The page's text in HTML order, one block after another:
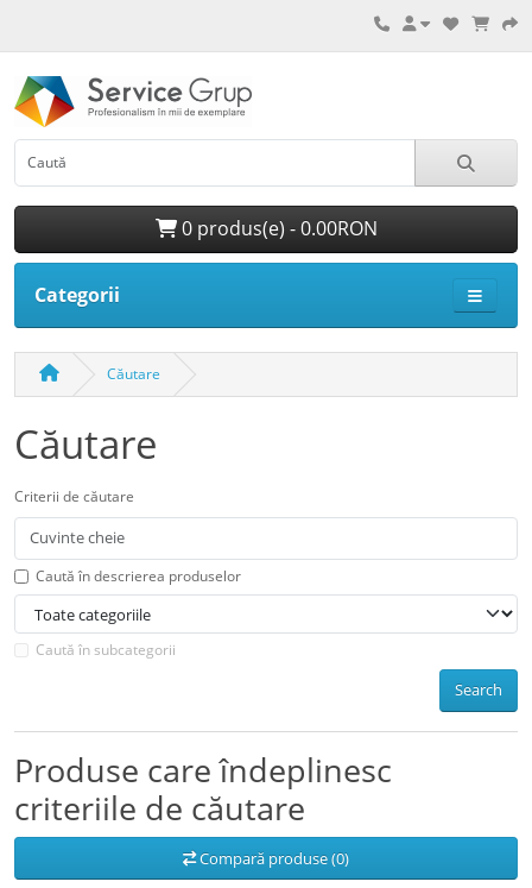
0 produs(e) - 0.00RON
Categorii
Căutare
Căutare
Criterii de căutare
Caută în descrierea produselor
Caută în subcategorii
Search
Produse care îndeplinesc
criteriile de căutare
Compară produse (0)